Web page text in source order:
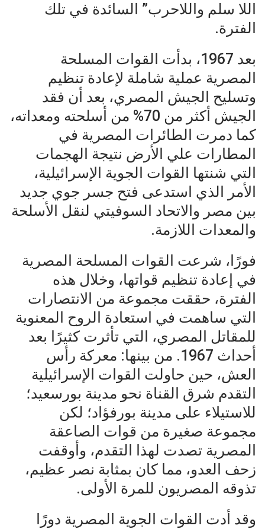
اللا سلم واللاحرب” السائدة في تلك
الفترة.
بعد 1967، بدأت القوات المسلحة
المصرية عملية شاملة لإعادة تنظيم
وتسليح الجيش المصري، بعد أن فقد
الجيش أكثر من 70% من أسلحته ومعداته،
كما دمرت الطائرات المصرية في
المطارات علي الأرض نتيجة الهجمات
التي شنتها القوات الجوية الإسرائيلية،
الأمر الذي استدعى فتح جسر جوي جديد
بين مصر والاتحاد السوفيتي لنقل الأسلحة
والمعدات اللازمة.
فورًا، شرعت القوات المسلحة المصرية
في إعادة تنظيم قواتها، وخلال هذه
الفترة، حققت مجموعة من الانتصارات
التي ساهمت في استعادة الروح المعنوية
للمقاتل المصري، التي تأثرت كثيرًا بعد
أحداث 1967. من بينها: معركة رأس
العش، حين حاولت القوات الإسرائيلية
التقدم شرق القناة نحو مدينة بورسعيد؛
للاستيلاء على مدينة بورفؤاد؛ لكن
مجموعة صغيرة من قوات الصاعقة
المصرية تصدت لهذا التقدم، وأوقفت
زحف العدو، مما كان بمثابة نصر عظيم،
تذوقه المصريون للمرة الأولى.
وقد أدت القوات الجوية المصرية دورًا